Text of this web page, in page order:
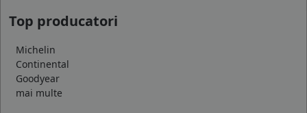
Top producatori
Michelin
Continental
Goodyear
mai multe